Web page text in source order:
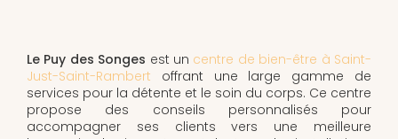
Le Puy des Songes est un centre de bien-être à Saint-
Just-Saint-Rambert offrant une large gamme de
services pour la détente et le soin du corps. Ce centre
propose des conseils personnalisés pour
accompagner ses clients vers une meilleure